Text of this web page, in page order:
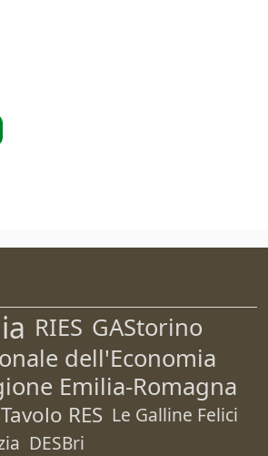
RIES GAStorino
dell'Economia
Emilia-Romagna
Tavolo RES Le Galline Felici
DESBri